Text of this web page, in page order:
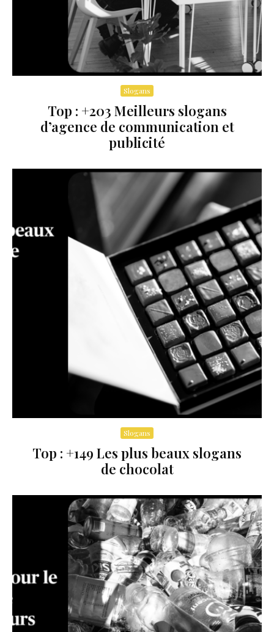
Slogans
Top : +203 Meilleurs slogans
d’agence de communication et
publicité
Slogans
Top : +149 Les plus beaux slogans
de chocolat